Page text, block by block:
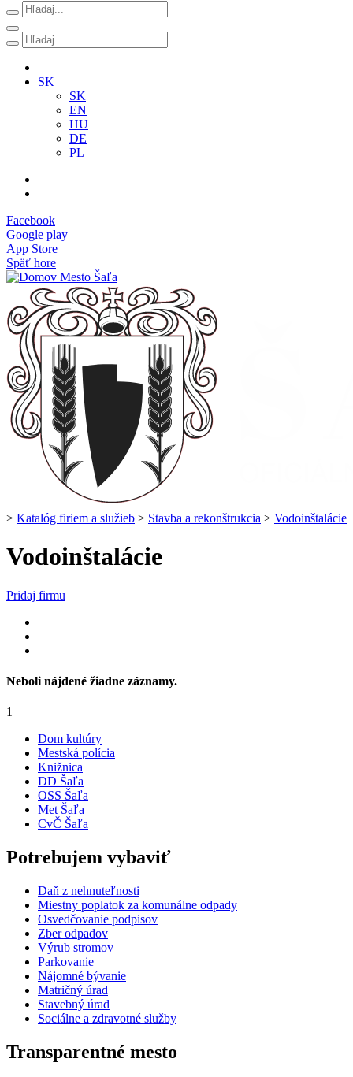
SK
SK
EN
HU
DE
PL
Facebook
Google play
App Store
Späť hore
> Katalóg firiem a služieb > Stavba a rekonštrukcia > Vodoinštalácie
Vodoinštalácie
Pridaj firmu
Neboli nájdené žiadne záznamy.
1
Dom kultúry
Mestská polícia
Knižnica
DD Šaľa
OSS Šaľa
Met Šaľa
CvČ Šaľa
Potrebujem vybaviť
Daň z nehnuteľnosti
Miestny poplatok za komunálne odpady
Osvedčovanie podpisov
Zber odpadov
Výrub stromov
Parkovanie
Nájomné bývanie
Matričný úrad
Stavebný úrad
Sociálne a zdravotné služby
Transparentné mesto